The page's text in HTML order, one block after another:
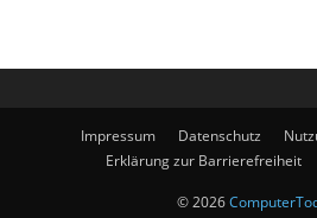
Impressum Datenschutz
Erklärung zur Barrierefreiheit
© 2026